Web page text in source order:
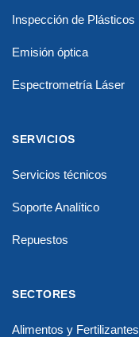
Inspección de Plásticos
Emisión óptica
Espectrometría Láser
SERVICIOS
Servicios técnicos
Soporte Analítico
Repuestos
SECTORES
Alimentos y Fertilizantes